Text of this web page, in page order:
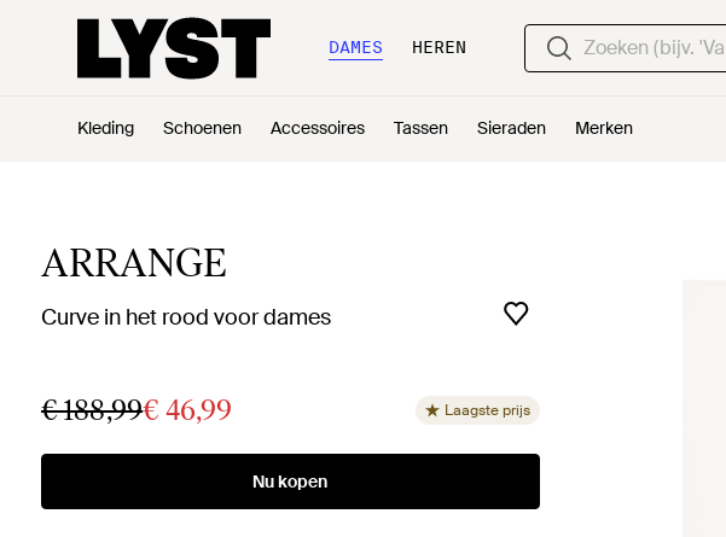
DAMES HEREN
Kleding Schoenen Accessoires Tassen Sieraden Merken
ARRANGE
Curve in het rood voor dames
€ 188,99€ 46,99 Laagste prijs
Nu kopen